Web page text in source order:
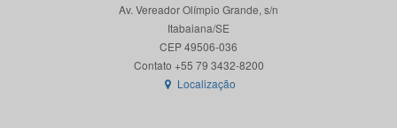
Av. Vereador Olímpio Grande, s/n
Itabaiana/SE
CEP 49506-036
Localização